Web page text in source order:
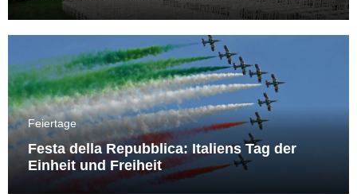
Feiertage
Festa della Repubblica: Italiens Tag der
Einheit und Freiheit